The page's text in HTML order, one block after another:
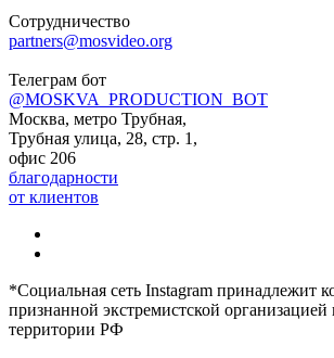
Сотрудничество
partners@mosvideo.org
Телеграм бот
@MOSKVA_PRODUCTION_BOT
Москва, метро Трубная,
Трубная улица, 28, стр. 1,
офис 206
благодарности
от клиентов
*Социальная сеть Instagram принадлежит
признанной экстремистской
территории РФ